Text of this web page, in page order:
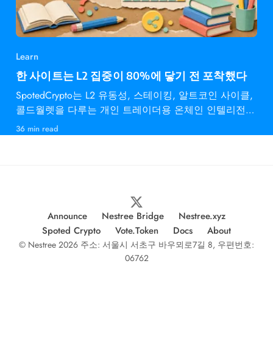
Learn
한 사이트는 L2 집중이 80%에 닿기 전 포착했다
SpotedCrypto는 L2 유동성, 스테이킹, 알트코인 사이클,
콜드월렛을 다루는 개인 트레이더용 온체인 인텔리전스
다.
36 min read
Announce Nestree Bridge
Nestree.xyz
Spoted Crypto
Vote.Token Docs About
© Nestree 2026 주소: 서울시 서초구 바우뫼로7길 8, 우편번호:
06762